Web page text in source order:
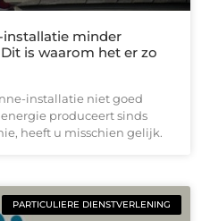
minder
is waarom het er zo
installatie niet goed
produceert sinds
heeft u misschien gelijk.
PARTICULIERE DIENSTVERLENING